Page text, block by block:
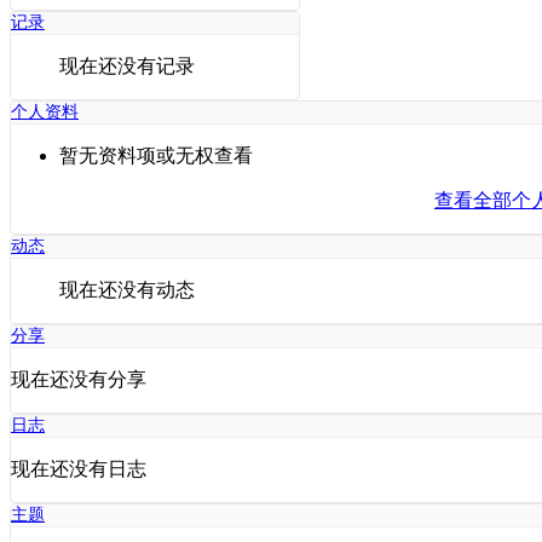
记录
现在还没有记录
个人资料
暂无资料项或无权查看
查看全部个
动态
现在还没有动态
分享
现在还没有分享
日志
现在还没有日志
主题